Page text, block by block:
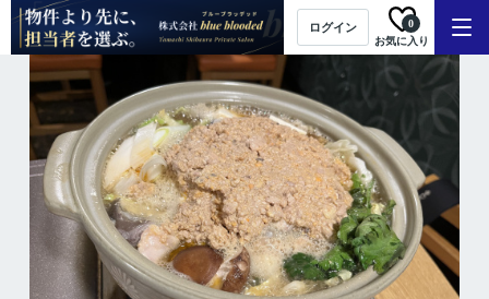
ログイン
お気に入り
0